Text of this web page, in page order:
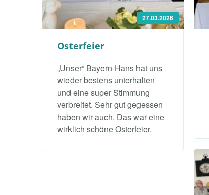
27.03.2026
Osterfeier
„Unser“ Bayern-Hans hat uns
wieder bestens unterhalten
und eine super Stimmung
verbreitet. Sehr gut gegessen
haben wir auch. Das war eine
wirklich schöne Osterfeier.